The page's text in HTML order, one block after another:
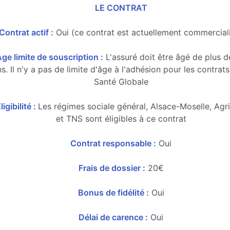
LE CONTRAT
Contrat actif : Oui (ce contrat est actuellement
limite de souscription : L'assuré doit être âgé de plus
Il n'y a pas de limite d'âge à l'adhésion pour les
Santé Globale
: Les régimes sociale général, Alsace-Moselle,
et TNS sont éligibles à ce contrat
Contrat responsable : Oui
Frais de dossier : 20€
Bonus de fidélité : Oui
Délai de carence : Oui